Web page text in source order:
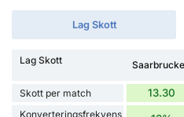
Lag Skott
Lag Skott
Skott per match 13.30
Konverteringsfrekvens